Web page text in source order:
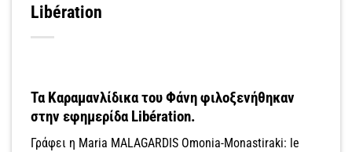
Libération
Τα Καραμανλίδικα του Φάνη φιλοξενήθηκαν
στην εφημερίδα Libération.
Γράφει η Maria MALAGARDIS Omonia-Monastiraki: le